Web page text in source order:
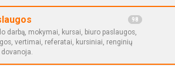
98
darbą, mokymai, kursai, biuro paslaugos,
vertimai, referatai, kursiniai, renginių